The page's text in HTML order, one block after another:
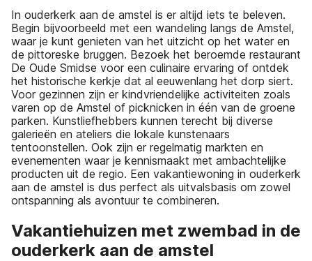
In ouderkerk aan de amstel is er altijd iets te beleven.
Begin bijvoorbeeld met een wandeling langs de Amstel,
waar je kunt genieten van het uitzicht op het water en
de pittoreske bruggen. Bezoek het beroemde restaurant
De Oude Smidse voor een culinaire ervaring of ontdek
het historische kerkje dat al eeuwenlang het dorp siert.
Voor gezinnen zijn er kindvriendelijke activiteiten zoals
varen op de Amstel of picknicken in één van de groene
parken. Kunstliefhebbers kunnen terecht bij diverse
galerieën en ateliers die lokale kunstenaars
tentoonstellen. Ook zijn er regelmatig markten en
evenementen waar je kennismaakt met ambachtelijke
producten uit de regio. Een vakantiewoning in ouderkerk
aan de amstel is dus perfect als uitvalsbasis om zowel
ontspanning als avontuur te combineren.
Vakantiehuizen met zwembad in de
ouderkerk aan de amstel